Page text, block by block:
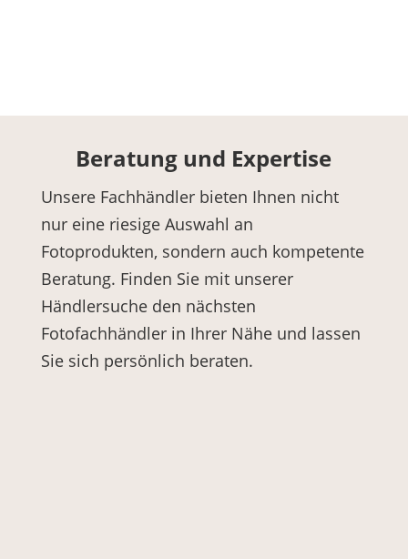
Beratung und Expertise
Unsere Fachhändler bieten Ihnen nicht
nur eine riesige Auswahl an
Fotoprodukten, sondern auch kompetente
Beratung. Finden Sie mit unserer
Händlersuche den nächsten
Fotofachhändler in Ihrer Nähe und lassen
Sie sich persönlich beraten.